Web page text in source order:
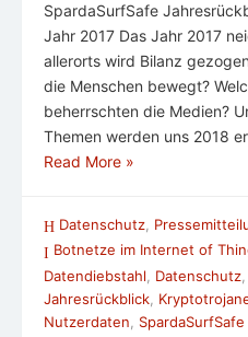
SpardaSurfSafe
Jahr 2017 Das Jahr 2017
allerorts wird Bilanz
die Menschen bewegt?
beherrschten die Medien?
Themen werden uns 2018
Read More »
Datenschutz
Botnetze im Internet of
Datendiebstahl
Datenschutz
Jahresrückblick
Nutzerdaten
SpardaSurfSafe